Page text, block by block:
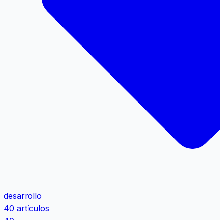
desarrollo
40 artículos